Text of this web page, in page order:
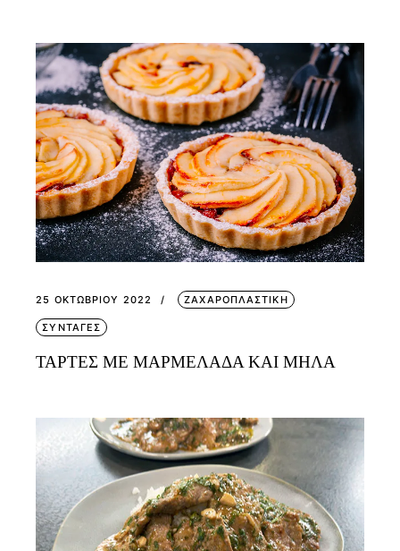
25 ΟΚΤΩΒΡΊΟΥ 2022 ΖΑΧΑΡΟΠΛΑΣΤΙΚΗ
ΣΥΝΤΑΓΕΣ
ΤΑΡΤΕΣ ΜΕ ΜΑΡΜΕΛΑΔΑ ΚΑΙ ΜΗΛΑ